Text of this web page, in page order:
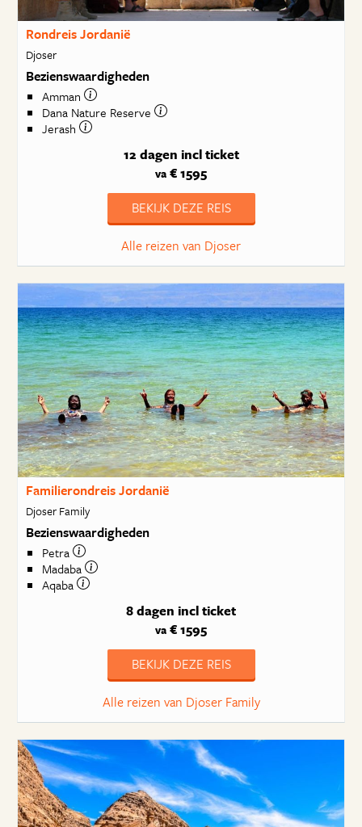
Rondreis Jordanië
Djoser
Bezienswaardigheden
Amman
Dana Nature Reserve
Jerash
12 dagen incl ticket
va € 1595
BEKIJK DEZE REIS
Alle reizen van Djoser
Familierondreis Jordanië
Djoser Family
Bezienswaardigheden
Petra
Madaba
Aqaba
8 dagen incl ticket
va € 1595
BEKIJK DEZE REIS
Alle reizen van Djoser Family